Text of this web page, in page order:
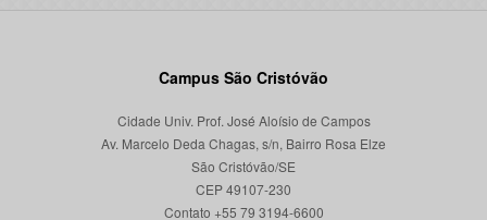
Campus São Cristóvão
Cidade Univ. Prof. José Aloísio de Campos
Av. Marcelo Deda Chagas, s/n, Bairro Rosa Elze
São Cristóvão/SE
CEP 49107-230